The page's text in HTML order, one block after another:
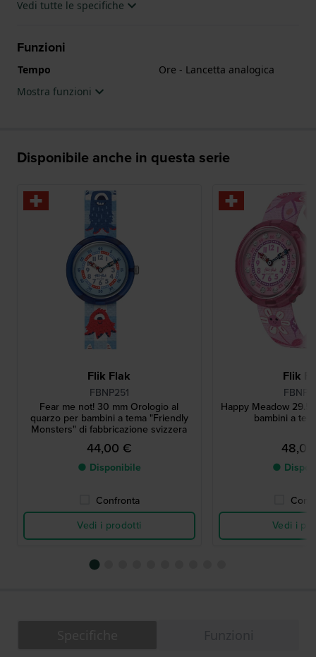
Vedi tutte le specifiche
Funzioni
Tempo
Ore - Lancetta analogica
Mostra funzioni
Disponibile anche in questa serie
Flik Flak
FBNP251
Fear me not! 30 mm Orologio al
quarzo per bambini a tema "Friendly
Monsters" di fabbricazione svizzera
44,00 €
● Disponibile
Confronta
Vedi i prodotti
Flik
Happy Meadow 29.5
bambini a
●
Vedi i